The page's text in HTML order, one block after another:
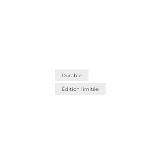
Durable
Édition limitée